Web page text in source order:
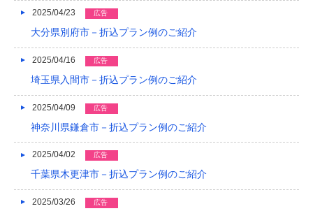
2015/07
2015/06
2015/05
2015/01
2014/09
2025/04/23 広告
大分県別府市－折込プラン例のご紹介
2025/04/16 広告
埼玉県入間市－折込プラン例のご紹介
2025/04/09 広告
神奈川県鎌倉市－折込プラン例のご紹介
2025/04/02 広告
千葉県木更津市－折込プラン例のご紹介
2025/03/26 広告